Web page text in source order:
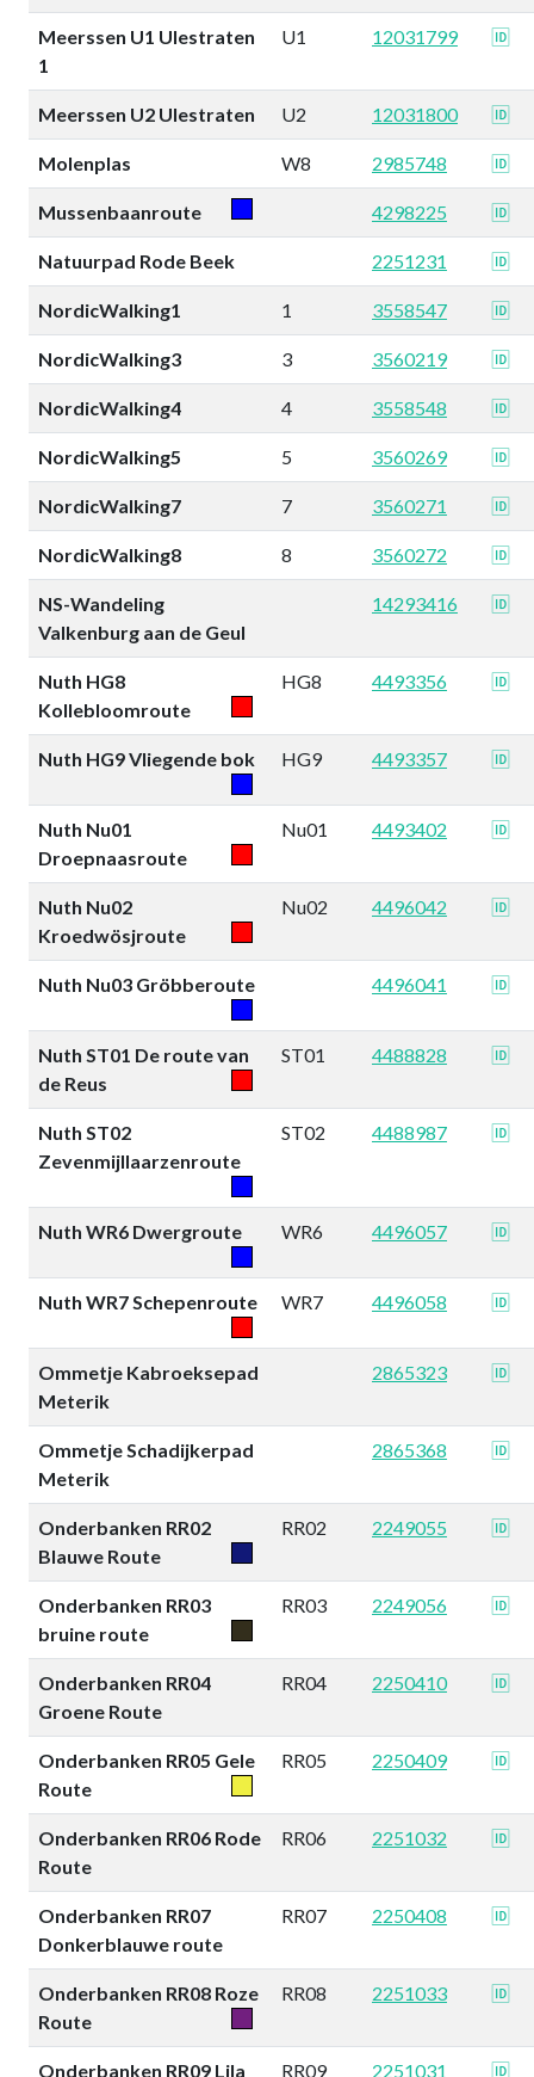
Meerssen U1 Ulestraten
1
U1 12031799 🆔
Meerssen U2 Ulestraten U2 12031800 🆔
Molenplas W8 2985748 🆔
Mussenbaanroute 4298225 🆔
Natuurpad Rode Beek 2251231 🆔
NordicWalking1 1 3558547 🆔
NordicWalking3 3 3560219 🆔
NordicWalking4 4 3558548 🆔
NordicWalking5 5 3560269 🆔
NordicWalking7 7 3560271 🆔
NordicWalking8 8 3560272 🆔
NS-Wandeling
Valkenburg aan de Geul
14293416 🆔
Nuth HG8
Kollebloomroute
HG8 4493356 🆔
Nuth HG9 Vliegende bok HG9 4493357 🆔
Nuth Nu01
Droepnaasroute
Nu01 4493402 🆔
Nuth Nu02
Kroedwösjroute
Nu02 4496042 🆔
Nuth Nu03 Gröbberoute 4496041 🆔
Nuth ST01 De route van
de Reus
ST01 4488828 🆔
Nuth ST02
Zevenmijllaarzenroute
ST02 4488987 🆔
Nuth WR6 Dwergroute WR6 4496057 🆔
Nuth WR7 Schepenroute WR7 4496058 🆔
Ommetje Kabroeksepad
Meterik
2865323 🆔
Ommetje Schadijkerpad
Meterik
2865368 🆔
Onderbanken RR02
Blauwe Route
RR02 2249055 🆔
Onderbanken RR03
bruine route
RR03 2249056 🆔
Onderbanken RR04
Groene Route
RR04 2250410 🆔
Onderbanken RR05 Gele
Route
RR05 2250409 🆔
Onderbanken RR06 Rode
Route
RR06 2251032 🆔
Onderbanken RR07
Donkerblauwe route
RR07 2250408 🆔
Onderbanken RR08 Roze
Route
RR08 2251033 🆔
Onderbanken RR09 Lila RR09 2251031 🆔